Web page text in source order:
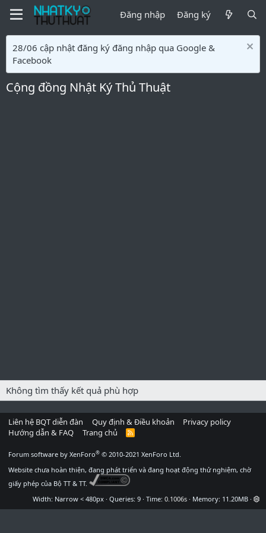
Đăng nhập Đăng ký
28/06 cập nhật đăng ký đăng nhập qua Google &
Facebook
Cộng đồng Nhật Ký Thủ Thuật
Không tìm thấy kết quả phù hợp
Liên hệ BQT diễn đàn Quy định & Điều khoản
Privacy policy
Hướng dẫn & FAQ
Trang chủ
R
Forum software by XenForo® © 2010-2021 XenForo Ltd.
Website chưa hoàn thiện, đang phát triển và đang hoạt động thử nghiệm, chờ
giấy phép của Bộ TT & TT.
Width
Queries 9 Time 0.1006s Memory 11.20MB